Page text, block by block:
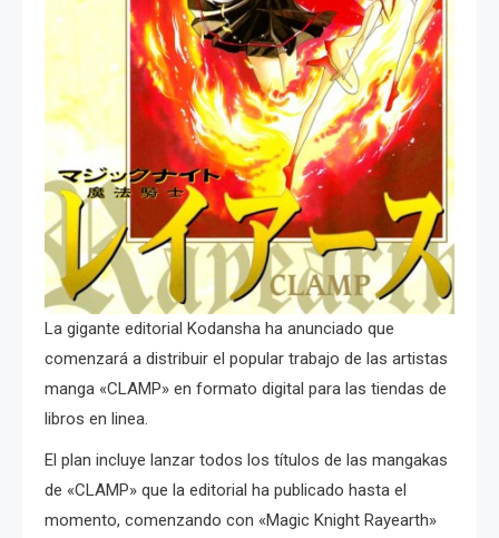
La gigante editorial Kodansha ha anunciado que
comenzará a distribuir el popular trabajo de las artistas
manga «CLAMP» en formato digital para las tiendas de
libros en linea.
El plan incluye lanzar todos los títulos de las mangakas
de «CLAMP» que la editorial ha publicado hasta el
momento, comenzando con «Magic Knight Rayearth»